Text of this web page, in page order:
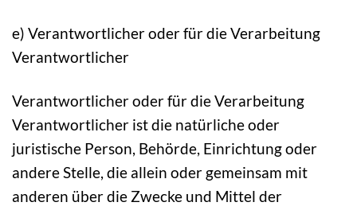
e) Verantwortlicher oder für die Verarbeitung
Verantwortlicher
Verantwortlicher oder für die Verarbeitung
Verantwortlicher ist die natürliche oder
juristische Person, Behörde, Einrichtung oder
andere Stelle, die allein oder gemeinsam mit
anderen über die Zwecke und Mittel der